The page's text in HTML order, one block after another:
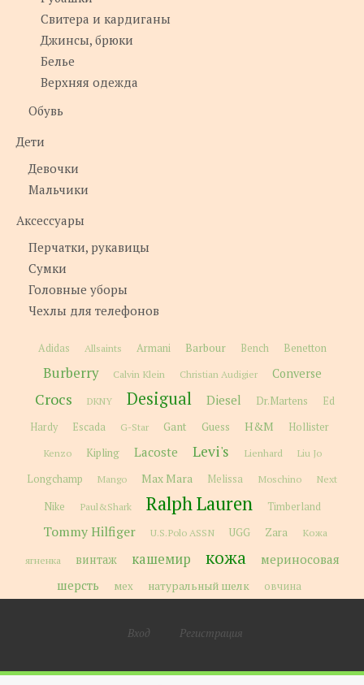
Свитера и кардиганы
Джинсы, брюки
Белье
Верхняя одежда
Обувь
Дети
Девочки
Мальчики
Аксессуары
Перчатки, рукавицы
Сумки
Головные уборы
Чехлы для телефонов
Adidas Allsaints Armani Barbour Bench Benetton
Burberry Calvin Klein Christian Audigier Converse
Crocs DKNY Desigual Diesel Dr.Martens
Ed
Hardy
Escada G-Star Gant Guess H&M Hollister
Kenzo Kipling Lacoste Levi's Lienhard Liu Jo
Longchamp Mango Max Mara Melissa Moschino
Next
Nike
Paul&Shark Ralph Lauren Timberland
Tommy Hilfiger U.S.Polo ASSN UGG Zara
Кожа
ягненка
винтаж кашемир кожа
мериносовая
шерсть
мех натуральный шелк овчина
Вход Регистрация